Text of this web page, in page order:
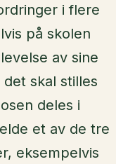
i flere
på skolen
av sine
skal stilles
deles i
et av de tre
eksempelvis